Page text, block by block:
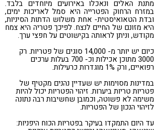
מתנת האלים ונאכלו באירועים מיוחדים בלבד.
במזרח הרחוק הפטרייה היא סמל לאריכות ימים,
ובדת הטאואיסטית- אחת משלוש הדתות הסיניות,
היא מזונם של החיים לנצח. לפיכך פטריה היא צמח
מקודש, וניתן לראותה בקישוטים על חפצי ערך.
כיום יש יותר מ- 14,000 סוגים של פטריות. רק
3000 מתוכן אכילות וכ- 700 בעלות ערכים
רפואיים, ורק 1% מוגדרות כרעילות.
במדינות מסוימות יש שעדיין נהנים מקטיף של
פטריות טריות ביערות. זיהוי הפטריות יכול להיות
משימה לא פשוטה, וכמובן שחשיבות רבה נתונה
לזיהוי הנכון של הפטריות.
עד היום התמקדו בעיקר בפטריות הכוח היפניות: